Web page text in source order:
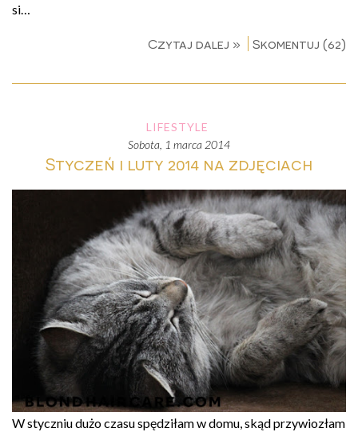
si…
Czytaj dalej » Skomentuj (62)
LIFESTYLE
sobota, 1 marca 2014
Styczeń i luty 2014 na zdjęciach
W styczniu dużo czasu spędziłam w domu, skąd przywiozłam